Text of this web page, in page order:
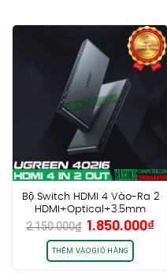
Bộ Switch HDMI 4 Vào-Ra 2
HDMI+Optical+3.5mm
Ugreen 40216
2.150.000₫ Giá
gốc
là:
2.150.000₫.
1.850.000₫Giá
THÊM VÀO GIỎ HÀNG